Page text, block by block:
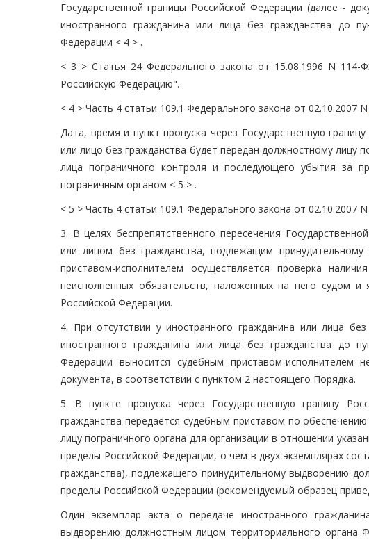
Государственной границы Российской Федерации (далее -
иностранного гражданина или лица без гражданства до
Федерации < 4 > .
< 3 > Статья 24 Федерального закона от 15.08.1996 N
Российскую Федерацию".
< 4 > Часть 4 статьи 109.1 Федерального закона от 02.10.2007 N
Дата, время и пункт пропуска через Государственную
или лицо без гражданства будет передан должностному лицу
лица пограничного контроля и последующего убытия за
пограничным органом < 5 > .
< 5 > Часть 4 статьи 109.1 Федерального закона от 02.10.2007 N
3. В целях беспрепятственного пересечения
или лицом без гражданства, подлежащим
приставом-исполнителем осуществляется проверка
неисполненных обязательств, наложенных на него судом
Российской Федерации.
4. При отсутствии у иностранного гражданина или лица
иностранного гражданина или лица без гражданства до
Федерации выносится судебным приставом-
документа, в соответствии с пунктом 2 настоящего Порядка.
5. В пункте пропуска через Государственную границу
гражданства передается судебным приставом по
лицу пограничного органа для организации в отношении
пределы Российской Федерации, о чем в двух экземплярах
гражданства), подлежащего принудительному выдворению
пределы Российской Федерации (рекомендуемый образец
Один экземпляр акта о передаче иностранного
выдворению должностным лицом территориального органа